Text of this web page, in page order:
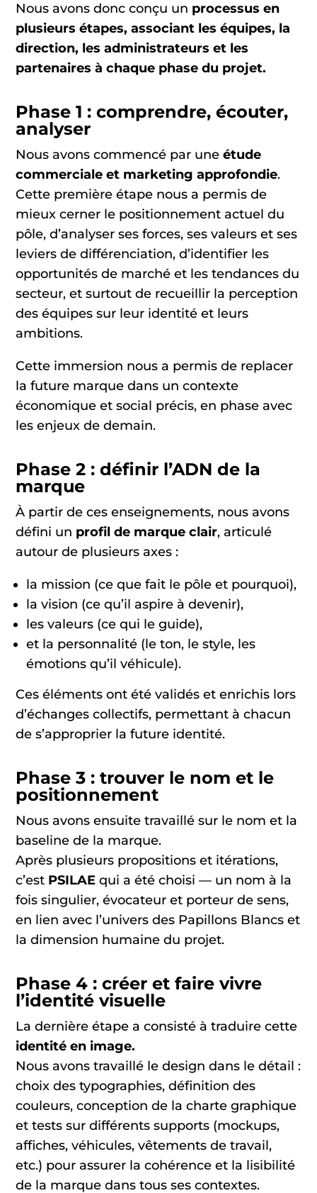
Nous avons donc conçu un processus en
plusieurs étapes, associant les équipes, la
direction, les administrateurs et les
partenaires à chaque phase du projet.
Phase 1 : comprendre, écouter,
analyser
Nous avons commencé par uneétude
commerciale et marketing approfondie.
Cette première étape nous a permis de
mieux cerner le positionnement actuel du
pôle, d’analyser ses forces, ses valeurs et ses
leviers de différenciation, d’identifier les
opportunités de marché et les tendances du
secteur, et surtout de recueillir la perception
des équipes sur leur identité et leurs
ambitions.
Cette immersion nous a permis de replacer
la future marque dans un contexte
économique et social précis, en phase avec
les enjeux de demain.
Phase 2 : définir l’ADN de la
marque
À partir de ces enseignements, nous avons
défini un profil de marque clair, articulé
autour de plusieurs axes :
la mission (ce que fait le pôle et pourquoi),
la vision (ce qu’il aspire à devenir),
les valeurs (ce qui le guide),
et la personnalité (le ton, le style, les
émotions qu’il véhicule).
Ces éléments ont été validés et enrichis lors
d’échanges collectifs, permettant à chacun
de s’approprier la future identité.
Phase 3 : trouver le nom et le
positionnement
Nous avons ensuite travaillé sur le nom et la
baseline de la marque.
Après plusieurs propositions et itérations,
c’est PSILAE qui a été choisi — un nom à la
fois singulier, évocateur et porteur de sens,
en lien avec l’univers des Papillons Blancs et
la dimension humaine du projet.
Phase 4 : créer et faire vivre
l’identité visuelle
La dernière étape a consisté à traduire cette
identité en image.
Nous avons travaillé le design dans le détail :
choix des typographies, définition des
couleurs, conception de la charte graphique
et tests sur différents supports (mockups,
affiches, véhicules, vêtements de travail,
etc.) pour assurer la cohérence et la lisibilité
de la marque dans tous ses contextes.